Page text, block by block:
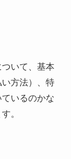
いて、基本
方法）、特
いるのかな
。